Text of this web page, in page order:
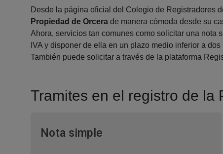
Desde la página oficial del Colegio de Registradores
Propiedad de Orcera de manera cómoda desde su
Ahora, servicios tan comunes como solicitar una nota
IVA y disponer de ella en un plazo medio inferior a dos
También puede solicitar a través de la plataforma
Tramites en el registro de la
Nota simpleVentana nueva